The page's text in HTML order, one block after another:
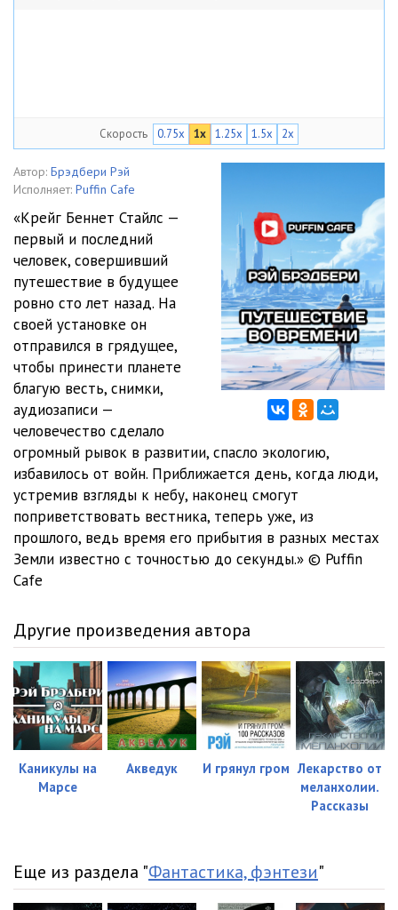
Скорость 0.75x 1x 1.25x 1.5x 2x
Автор: Брэдбери Рэй
Исполняет: Puffin Cafe
«Крейг Беннет Стайлс —
первый и последний
человек, совершивший
путешествие в будущее
ровно сто лет назад. На
своей установке он
отправился в грядущее,
чтобы принести планете
благую весть, снимки,
аудиозаписи —
человечество сделало
огромный рывок в развитии, спасло экологию,
избавилось от войн. Приближается день, когда люди,
устремив взгляды к небу, наконец смогут
поприветствовать вестника, теперь уже, из
прошлого, ведь время его прибытия в разных местах
Земли известно с точностью до секунды.» © Puffin
Cafe
Другие произведения автора
Каникулы на
Марсе
Акведук И грянул гром Лекарство от
меланхолии.
Рассказы
Еще из раздела "Фантастика, фэнтези"